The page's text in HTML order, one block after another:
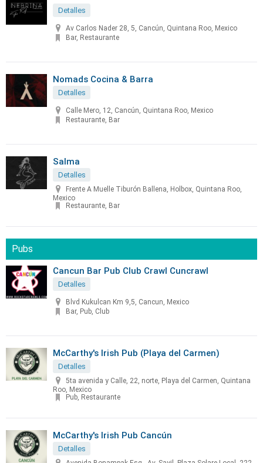
Detalles
Av Carlos Nader 28, 5, Cancún, Quintana Roo, Mexico
Bar, Restaurante
Nomads Cocina & Barra
Detalles
Calle Mero, 12, Cancún, Quintana Roo, Mexico
Restaurante, Bar
Salma
Detalles
Frente A Muelle Tiburón Ballena, Holbox, Quintana Roo,
Mexico
Restaurante, Bar
Pubs
Cancun Bar Pub Club Crawl Cuncrawl
Detalles
Blvd Kukulcan Km 9,5, Cancun, Mexico
Bar, Pub, Club
McCarthy's Irish Pub (Playa del Carmen)
Detalles
5ta avenida y Calle, 22, norte, Playa del Carmen, Quintana
Roo, Mexico
Pub, Restaurante
McCarthy's Irish Pub Cancún
Detalles